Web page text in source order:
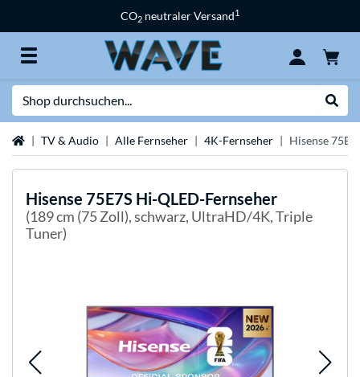
CO2 neutraler Versand1
StartseiteTV & Audio Alle Fernseher 4K-Fernseher Hisense
Hisense 75E7S Hi-QLED-Fernseher
(189 cm (75 Zoll), schwarz, UltraHD/4K, Triple
Tuner)